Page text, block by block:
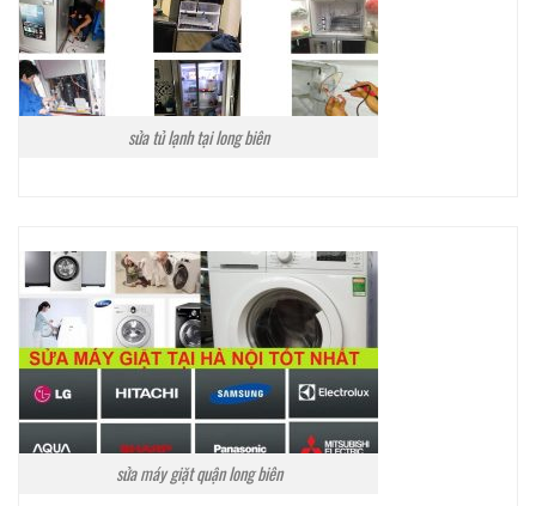
sửa tủ lạnh tại long biên
sửa máy giặt quận long biên